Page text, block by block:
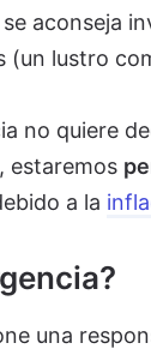
aconseja
(un lustro
no quiere
estaremos
a la
una